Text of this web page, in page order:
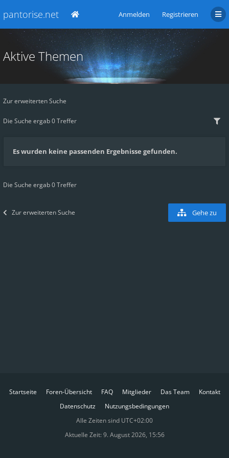
pantorise.net Anmelden Registrieren
Aktive Themen
Zur erweiterten Suche
Die Suche ergab 0 Treffer
Es wurden keine passenden Ergebnisse gefunden.
Die Suche ergab 0 Treffer
Zur erweiterten Suche Gehe zu
Startseite Foren-Übersicht FAQ Mitglieder Das Team
Kontakt
Datenschutz
Nutzungsbedingungen
Alle Zeiten sind UTC+02:00
Aktuelle Zeit: 9. August 2026, 15:56